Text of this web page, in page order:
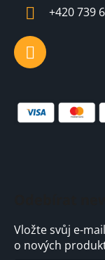
+420 739
Vložte svůj e-
o nových